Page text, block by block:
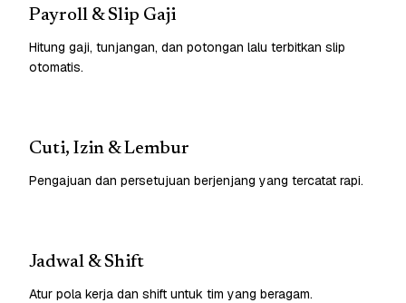
Payroll & Slip Gaji
Hitung gaji, tunjangan, dan potongan lalu terbitkan slip
otomatis.
Cuti, Izin & Lembur
Pengajuan dan persetujuan berjenjang yang tercatat rapi.
Jadwal & Shift
Atur pola kerja dan shift untuk tim yang beragam.